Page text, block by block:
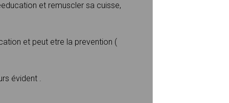
et remuscler sa cuisse,
et peut etre la prevention (
évident .